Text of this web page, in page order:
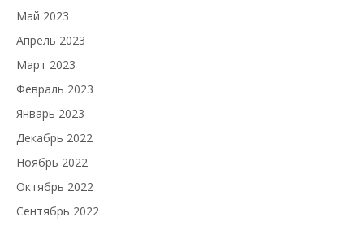
Май 2023
Апрель 2023
Март 2023
Февраль 2023
Январь 2023
Декабрь 2022
Ноябрь 2022
Октябрь 2022
Сентябрь 2022